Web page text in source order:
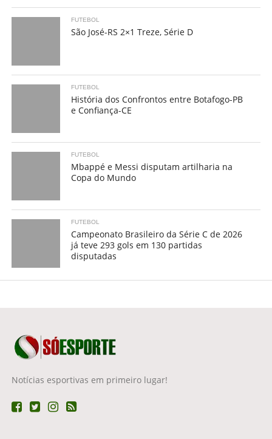
FUTEBOL
São José-RS 2×1 Treze, Série D
FUTEBOL
História dos Confrontos entre Botafogo-PB
e Confiança-CE
FUTEBOL
Mbappé e Messi disputam artilharia na
Copa do Mundo
FUTEBOL
Campeonato Brasileiro da Série C de 2026
já teve 293 gols em 130 partidas
disputadas
Notícias esportivas em primeiro lugar!